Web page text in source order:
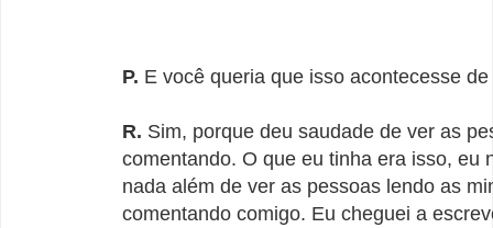
P. E você queria que isso acontecesse
R. Sim, porque deu saudade de ver as
comentando. O que eu tinha era isso, eu
nada além de ver as pessoas lendo as
comentando comigo. Eu cheguei a